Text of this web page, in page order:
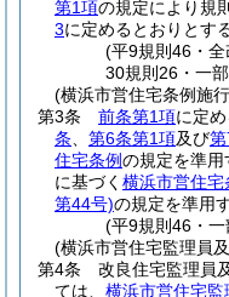
第1項の規定により規
3に定めるとおりとする
(平9規則46・
30規則26・一
(横浜市営住宅条例施
第3条
前条第1項に定め
条
第6条第1項及び
住宅条例の規定を準
に基づく 横浜市営住宅
第44号)の規定を準用
(平9規則46・一
(横浜市営住宅監理員
第4条
改良住宅監理員
ては、 横浜市営住宅監